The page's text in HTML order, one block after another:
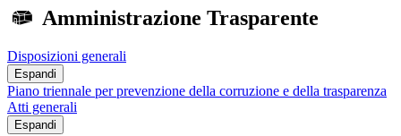
Amministrazione Trasparente
Disposizioni generali
Espandi
Piano triennale per prevenzione della corruzione e della trasparenza
Atti generali
Espandi